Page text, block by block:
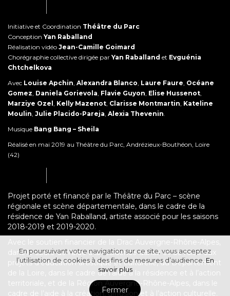
Initiative et Coordination Théâtre du Parc
Conception Yan Raballand
Réalisation vidéo Jean-Camille Goimard
Chorégraphie collective dirigée par Yan Raballand et Evguénia
Chtchelkova
Avec Louise Apchin, Alexandra Blanco, Laure Faure, Océane
Gomez, Daniela Gorievola, Flavie Guyon, Elise Hussenot,
Marziye Ozel , Kelly Mazenot, Clarisse Montmartin, Kateline
Moulin, Julie Placido-Pareja, Alexia Thevenin.
Musique Bang Bang – Sheila
Réalisé en mai 2019 au Théâtre du Parc, Andrézieux-Bouthéon, Loire
(42)
Projet porté et financé par le Théâtre du Parc – scène
régionale et scène départementale, dans le cadre de la
résidence de Yan Raballand, artiste associé pour les saisons
2018-2019 et 2019-2020.
Avec le soutien financier de la Drac Auvergne-Rhône-Alpes,
dans le cadre de l’aide à la résidence danse et de l’aide aux
projets d’éducation artistique et culturelle, du Département
de la Loire, dans le cadre de l’aide à la résidence et à l’action
territoriale, et de la Région Auvergne-Rhône-Alpes, dans le
cadre de l’aide à la création, diffusion et à l’action culturelle.
Fermer
En poursuivant votre navigation sur ce site, vous acceptez
l’utilisation de cookies à des fins de mesures d’audience. En
savoir plus